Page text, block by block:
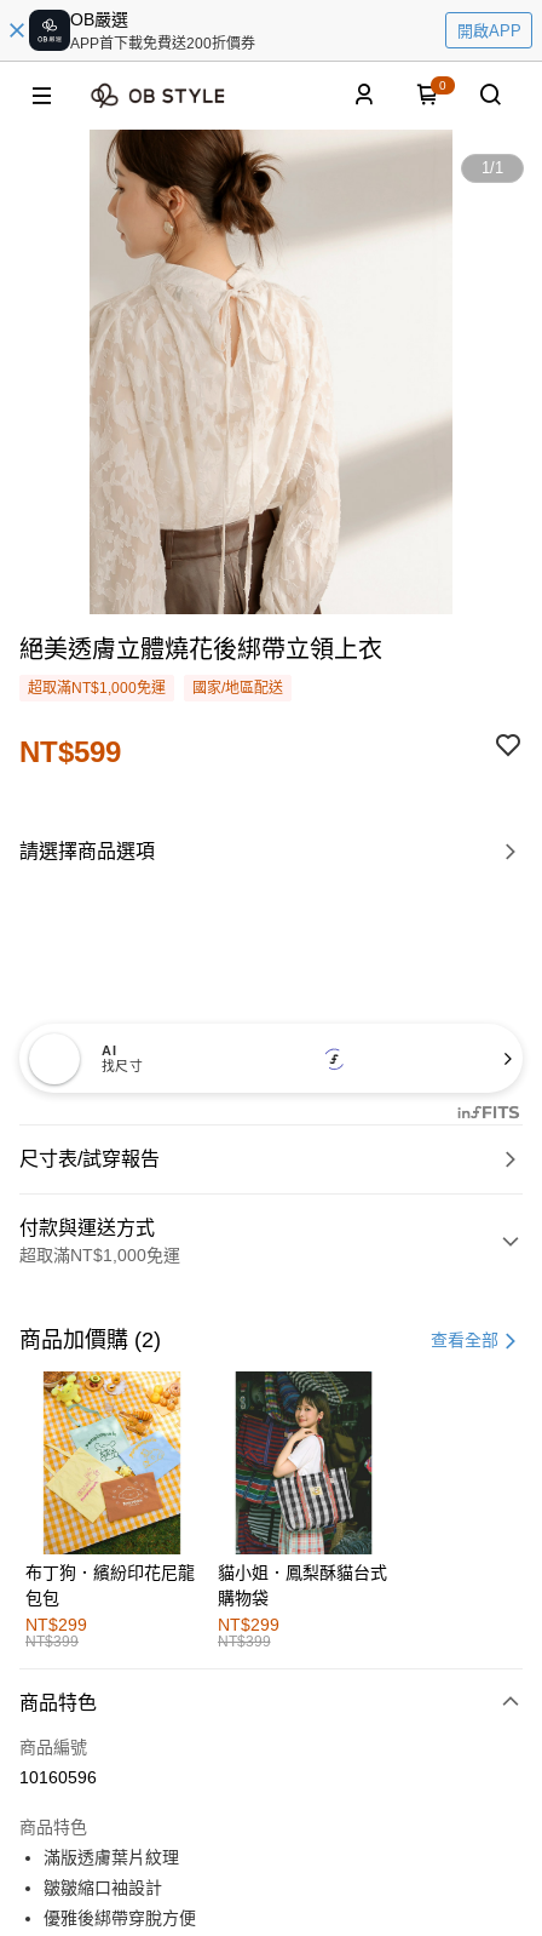
OB嚴選
APP首下載免費送200折價券
開啟APP
0
1/1
絕美透膚立體燒花後綁帶立領上衣
超取滿NT$1,000免運 國家/地區配送
NT$599
請選擇商品選項
AI
找尺寸
尺寸表/試穿報告
付款與運送方式
超取滿NT$1,000免運
信用卡一次付款
購物金
超商取貨付款
LINE Pay
街口支付
運送方式
全家取貨付款
每筆NT$60，滿NT$1,000(含以上)免運費
付款後全家取貨
萊爾富取貨付款
付款後萊爾富取貨
每筆NT$60，滿NT$1,000(含以上)免運費
7-11取貨付款
商品加價購 (2) 查看全部
布丁狗．繽紛印花尼龍
包包
NT$299
NT$399
貓小姐．鳳梨酥貓台式
購物袋
NT$299
NT$399
商品特色
商品編號
10160596
商品特色
滿版透膚葉片紋理
皺皺縮口袖設計
優雅後綁帶穿脫方便